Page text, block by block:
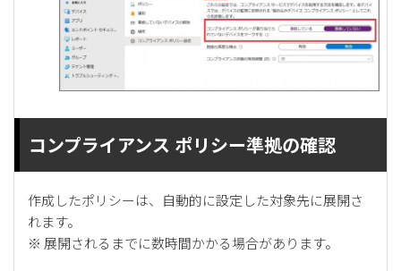
コンプライアンス ポリシー準拠の確認
作成したポリシーは、自動的に設定した対象先に展開さ
れます。
※ 展開されるまでに数時間かかる場合があります。